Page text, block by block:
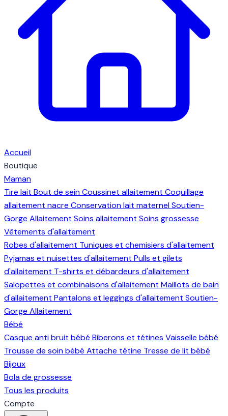
Accueil
Boutique
Maman
Tire lait Bout de seinCoussinet allaitement Coquillage
allaitement nacre Conservation lait maternelSoutien-
Gorge Allaitement Soins allaitement Soins grossesse
Vêtements d'allaitement
Robes d'allaitement Tuniques et chemisiers d'allaitement
Pyjamas et nuisettes d'allaitement Pulls et gilets
d'allaitement T-shirts et débardeurs d'allaitement
Salopettes et combinaisons d'allaitement Maillots de bain
d'allaitement Pantalons et leggings d'allaitement Soutien-
Gorge Allaitement
Bébé
Casque anti bruit bébé Biberons et tétines Vaisselle bébé
Trousse de soin bébé Attache tétine Tresse de lit bébé
Bijoux
Bola de grossesse
Tous les produits
Compte